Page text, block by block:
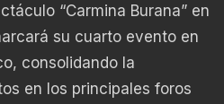
“Carmina Burana” en
su cuarto evento en
consolidando la
en los principales foros